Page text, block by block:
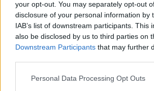
your opt-out. You may separately opt-out
disclosure of your personal information by
IAB’s list of downstream participants. This
also be disclosed by us to third parties on
Downstream Participants that may further
Personal Data Processing Opt Outs
procese, ki jih pacienti in obiskovalci
vidijo, a so za učinkovito delovanje